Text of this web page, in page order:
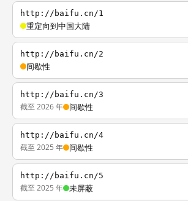
http://baifu.cn/1
重定向到中国大陆
http://baifu.cn/2
间歇性
http://baifu.cn/3
截至 2026 年 间歇性
http://baifu.cn/4
截至 2025 年 间歇性
http://baifu.cn/5
截至 2025 年 未屏蔽